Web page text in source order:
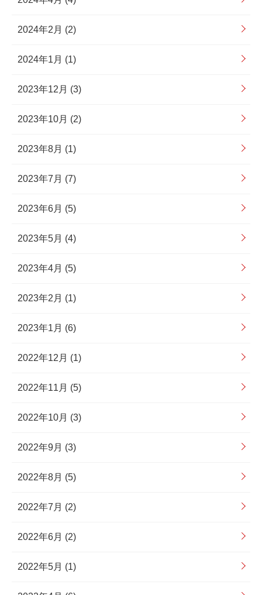
2024年2月 (2)
2024年1月 (1)
2023年12月 (3)
2023年10月 (2)
2023年8月 (1)
2023年7月 (7)
2023年6月 (5)
2023年5月 (4)
2023年4月 (5)
2023年2月 (1)
2023年1月 (6)
2022年12月 (1)
2022年11月 (5)
2022年10月 (3)
2022年9月 (3)
2022年8月 (5)
2022年7月 (2)
2022年6月 (2)
2022年5月 (1)